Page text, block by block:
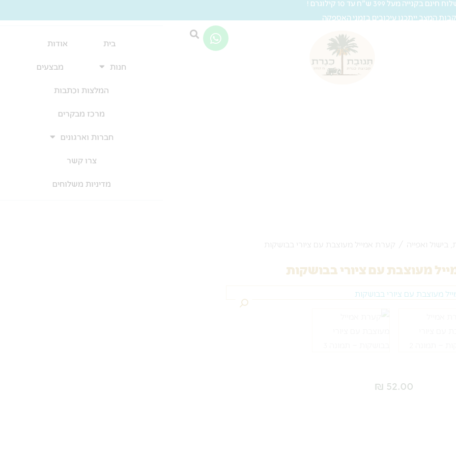
חינם בקנייה מעל 399 ש"ח עד 10 קילוגרם !
המצב ייתכנו עיכובים בזמני האספקה
W
h
בית אודות
חנות מבצעים
המלצות וכתבות
מרכז מבקרים
חברות וארגונים
צרו קשר
מדיניות משלוחים
בישול ואפייה / קערת אמייל מעוצבת עם ציורי בבושקות
מעוצבת עם ציורי בבושקות
₪ 52.00